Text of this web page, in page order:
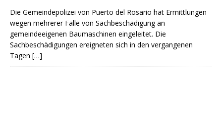
Die Gemeindepolizei von Puerto del Rosario hat Ermittlungen
wegen mehrerer Fälle von Sachbeschädigung an
gemeindeeigenen Baumaschinen eingeleitet. Die
Sachbeschädigungen ereigneten sich in den vergangenen
Tagen […]